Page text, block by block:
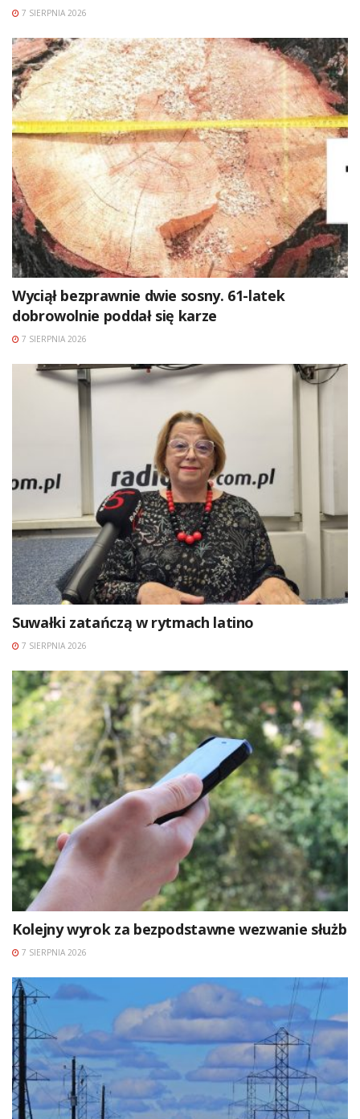
7 SIERPNIA 2026
Wyciął bezprawnie dwie sosny. 61-latek
dobrowolnie poddał się karze
7 SIERPNIA 2026
Suwałki zatańczą w rytmach latino
7 SIERPNIA 2026
Kolejny wyrok za bezpodstawne wezwanie służb
7 SIERPNIA 2026